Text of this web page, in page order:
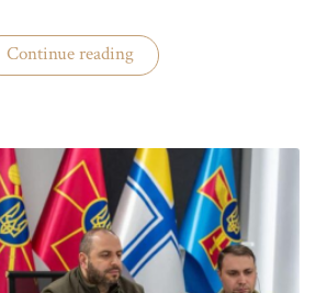
Continue reading«Комитет
ВР
налогов»